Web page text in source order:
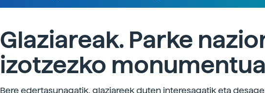
Glaziareak. Parke
izotzezko monumentua
Bere edertasunagatik, glaziareek duten interesagatik eta